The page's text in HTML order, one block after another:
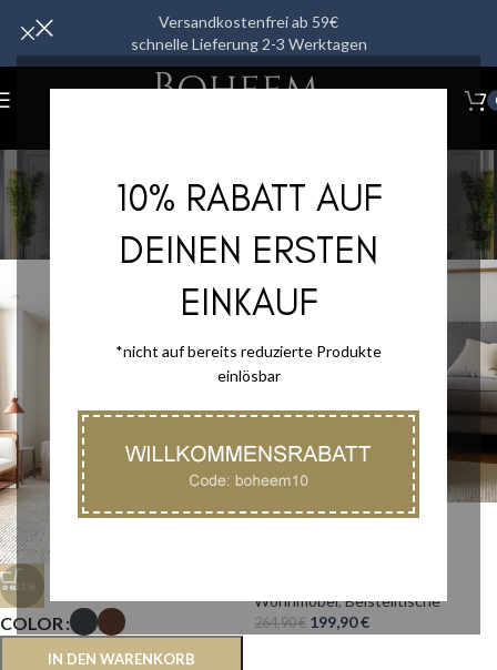
10% RABATT AUF
DEINEN ERSTEN
EINKAUF
*nicht auf bereits reduzierte Produkte
einlösbar
Versandkostenfrei ab 59€
schnelle Lieferung 2-3 Werktagen
Wohnmöbel
Kategorien
Start
Filter
-31%
COLOR
IN DEN WARENKORB
Wohnmöbel,Beistelltische
264,90€ 199,90€